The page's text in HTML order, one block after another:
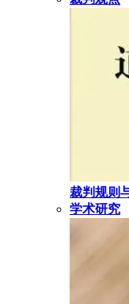
裁判规则
学术研究